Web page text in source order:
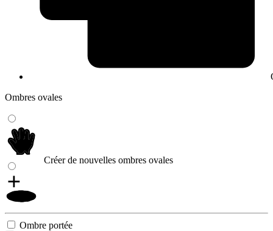
Ombres ovales
Créer de nouvelles ombres ovales
Ombre portée